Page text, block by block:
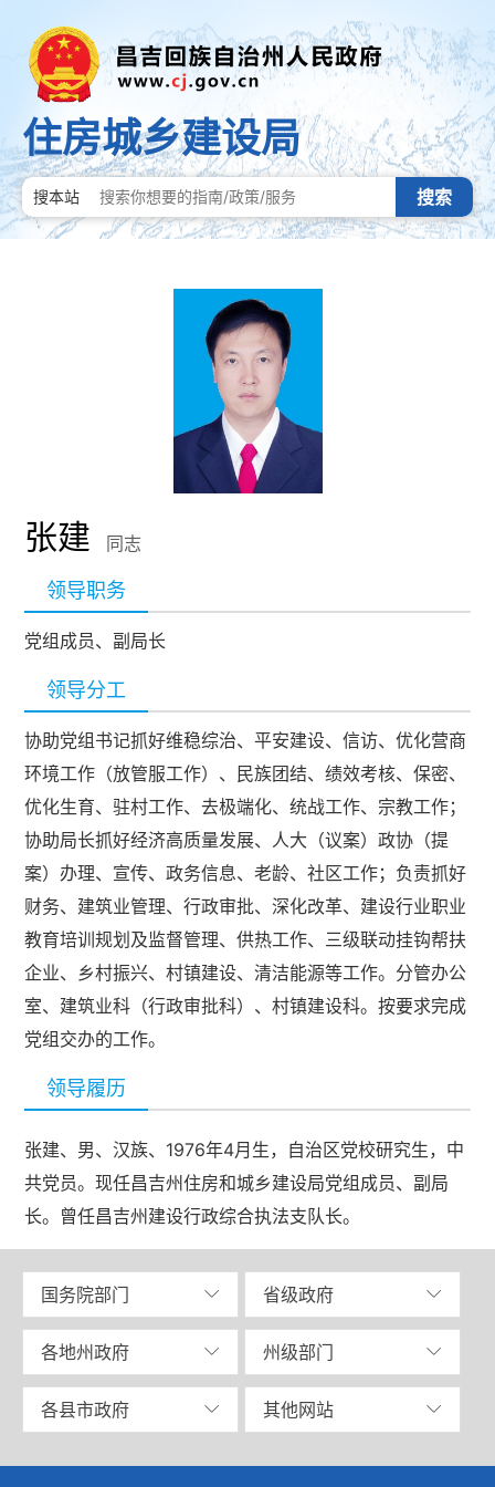
住房城乡建设局
搜本站 搜索
张建 同志
领导职务
党组成员、副局长
领导分工
协助党组书记抓好维稳综治、平安建设、信访、优化营商
环境工作（放管服工作）、民族团结、绩效考核、保密、
优化生育、驻村工作、去极端化、统战工作、宗教工作；
协助局长抓好经济高质量发展、人大（议案）政协（提
案）办理、宣传、政务信息、老龄、社区工作；负责抓好
财务、建筑业管理、行政审批、深化改革、建设行业职业
教育培训规划及监督管理、供热工作、三级联动挂钩帮扶
企业、乡村振兴、村镇建设、清洁能源等工作。分管办公
室、建筑业科（行政审批科）、村镇建设科。按要求完成
党组交办的工作。
领导履历
张建、男、汉族、1976年4月生，自治区党校研究生，中
共党员。现任昌吉州住房和城乡建设局党组成员、副局
长。曾任昌吉州建设行政综合执法支队长。
国务院部门 省级政府
各地州政府 州级部门
各县市政府 其他网站